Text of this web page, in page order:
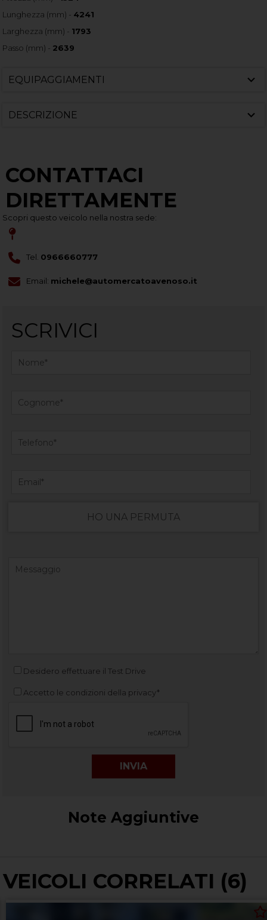
Lunghezza (mm) - 4241
Larghezza (mm) - 1793
Passo (mm) - 2639
EQUIPAGGIAMENTI
DESCRIZIONE
CONTATTACI
DIRETTAMENTE
Scopri questo veicolo nella nostra sede:
Tel. 0966660777
Email: michele@automercatoavenoso.it
SCRIVICI
HO UNA PERMUTA
Desidero effettuare il Test Drive
Accetto le condizioni della privacy*
Note Aggiuntive
VEICOLI CORRELATI (6)